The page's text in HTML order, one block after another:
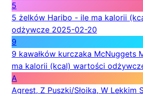
5
5 żelków Haribo - ile ma kalorii
odżywcze 2025-02-20
9
9 kawałków kurczaka McNuggets
ma kalorii (kcal) wartości
A
Agrest, Z Puszki/Słoika, W Lekkim